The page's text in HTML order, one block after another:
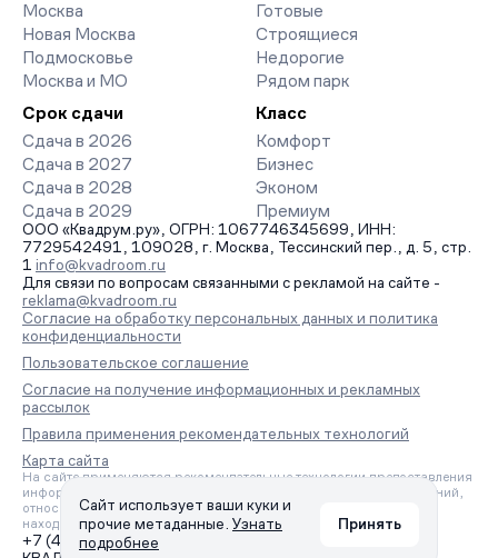
Москва
Новая Москва
Подмосковье
Москва и МО
Готовые
Строящиеся
Недорогие
Рядом парк
Срок сдачи
Сдача в 2026
Сдача в 2027
Сдача в 2028
Сдача в 2029
Класс
Комфорт
Бизнес
Эконом
Премиум
ООО «Квадрум.ру», ОГРН: 1067746345699, ИНН:
7729542491, 109028, г. Москва, Тессинский пер., д. 5, стр.
1 info@kvadroom.ru
Для связи по вопросам связанными с рекламой на сайте -
reklama@kvadroom.ru
Согласие на обработку персональных данных и политика
конфиденциальности
Пользовательское соглашение
Согласие на получение информационных и рекламных
рассылок
Правила применения рекомендательных технологий
Карта сайта
На сайте применяются рекомендательные технологии предоставления
информации на основе сбора, систематизации и анализа сведений,
относящихся к предпочтениям пользователей сети «Интернет»,
находящихся на территории Российской Федерации.
+7 (495) 157-88-80
Сайт использует ваши куки и
прочие метаданные. Узнать
подробнее
Принять